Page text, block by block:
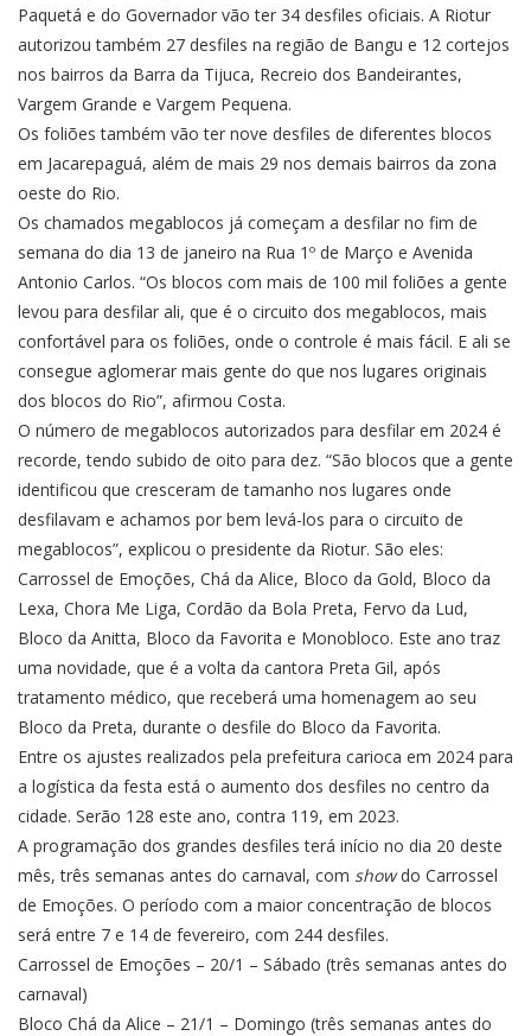
Paquetá e do Governador vão ter 34 desfiles oficiais. A Riotur
autorizou também 27 desfiles na região de Bangu e 12 cortejos
nos bairros da Barra da Tijuca, Recreio dos Bandeirantes,
Vargem Grande e Vargem Pequena.
Os foliões também vão ter nove desfiles de diferentes blocos
em Jacarepaguá, além de mais 29 nos demais bairros da zona
oeste do Rio.
Os chamados megablocos já começam a desfilar no fim de
semana do dia 13 de janeiro na Rua 1º de Março e Avenida
Antonio Carlos. “Os blocos com mais de 100 mil foliões a gente
levou para desfilar ali, que é o circuito dos megablocos, mais
confortável para os foliões, onde o controle é mais fácil. E ali se
consegue aglomerar mais gente do que nos lugares originais
dos blocos do Rio”, afirmou Costa.
O número de megablocos autorizados para desfilar em 2024 é
recorde, tendo subido de oito para dez. “São blocos que a gente
identificou que cresceram de tamanho nos lugares onde
desfilavam e achamos por bem levá-los para o circuito de
megablocos”, explicou o presidente da Riotur. São eles:
Carrossel de Emoções, Chá da Alice, Bloco da Gold, Bloco da
Lexa, Chora Me Liga, Cordão da Bola Preta, Fervo da Lud,
Bloco da Anitta, Bloco da Favorita e Monobloco. Este ano traz
uma novidade, que é a volta da cantora Preta Gil, após
tratamento médico, que receberá uma homenagem ao seu
Bloco da Preta, durante o desfile do Bloco da Favorita.
Entre os ajustes realizados pela prefeitura carioca em 2024 para
a logística da festa está o aumento dos desfiles no centro da
cidade. Serão 128 este ano, contra 119, em 2023.
A programação dos grandes desfiles terá início no dia 20 deste
mês, três semanas antes do carnaval, com showdo Carrossel
de Emoções. O período com a maior concentração de blocos
será entre 7 e 14 de fevereiro, com 244 desfiles.
Carrossel de Emoções – 20/1 – Sábado (três semanas antes do
carnaval)
Bloco Chá da Alice – 21/1 – Domingo (três semanas antes do